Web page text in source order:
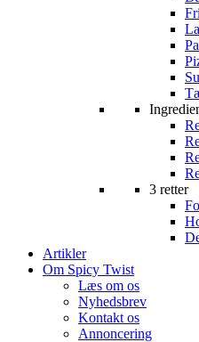
3 retter
Artikler
Om Spicy Twist
Læs om os
Nyhedsbrev
Kontakt os
Annoncering